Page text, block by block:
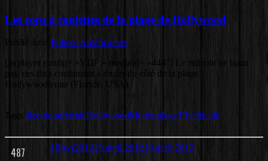
Les cops à roulettes de la plage de Hollywood
Publié dans Polices Américaines
[jwplayer config= »VDP » mediaid= »444″] Le ridicule ne tuant
pas, ces flics continuent à rouler du côté de la plage
Hollywoodienne (Floride, USA).
Tags: électriqueflorideHollywoodMotionplageT3véhicule
18Avr201218 avril 201218 avril 2012
487